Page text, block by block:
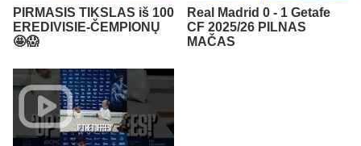
PIRMASIS TIKSLAS iš 100
EREDIVISIE-ČEMPIONŲ
🤩😱
Real Madrid 0 - 1 Getafe
CF 2025/26 PILNAS
MAČAS